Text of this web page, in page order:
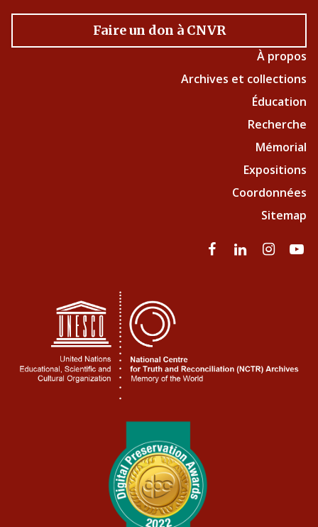
Faire un don à CNVR
À propos
Archives et collections
Éducation
Recherche
Mémorial
Expositions
Coordonnées
Sitemap